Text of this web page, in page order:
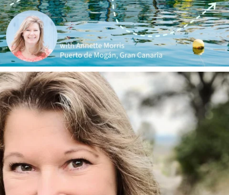
annettemorris.art
Jan 1